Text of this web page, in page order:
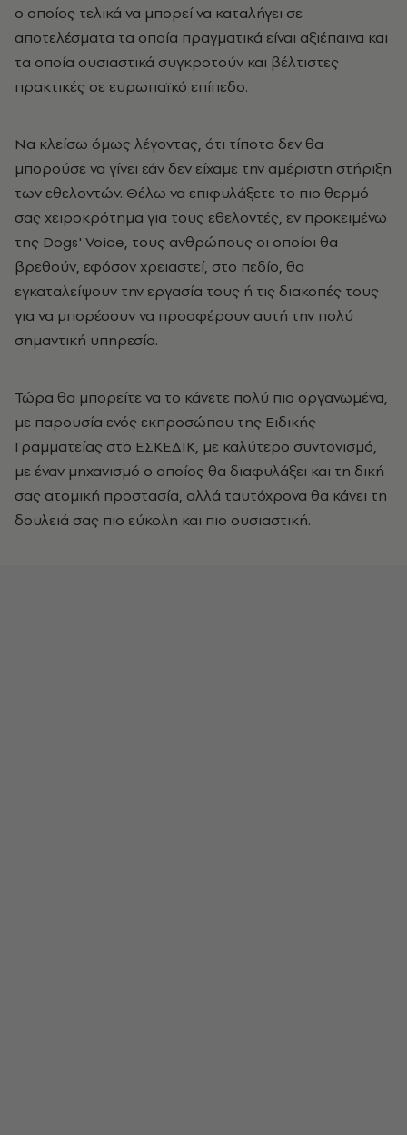
ο οποίος τελικά να μπορεί να καταλήγει σε
αποτελέσματα τα οποία πραγματικά είναι αξιέπαινα και
τα οποία ουσιαστικά συγκροτούν και βέλτιστες
πρακτικές σε ευρωπαϊκό επίπεδο.
Να κλείσω όμως λέγοντας, ότι τίποτα δεν θα
μπορούσε να γίνει εάν δεν είχαμε την αμέριστη στήριξη
των εθελοντών. Θέλω να επιφυλάξετε το πιο θερμό
σας χειροκρότημα για τους εθελοντές, εν προκειμένω
της Dogs' Voice, τους ανθρώπους οι οποίοι θα
βρεθούν, εφόσον χρειαστεί, στο πεδίο, θα
εγκαταλείψουν την εργασία τους ή τις διακοπές τους
για να μπορέσουν να προσφέρουν αυτή την πολύ
σημαντική υπηρεσία.
Τώρα θα μπορείτε να το κάνετε πολύ πιο οργανωμένα,
με παρουσία ενός εκπροσώπου της Ειδικής
Γραμματείας στο ΕΣΚΕΔΙΚ, με καλύτερο συντονισμό,
με έναν μηχανισμό ο οποίος θα διαφυλάξει και τη δική
σας ατομική προστασία, αλλά ταυτόχρονα θα κάνει τη
δουλειά σας πιο εύκολη και πιο ουσιαστική.